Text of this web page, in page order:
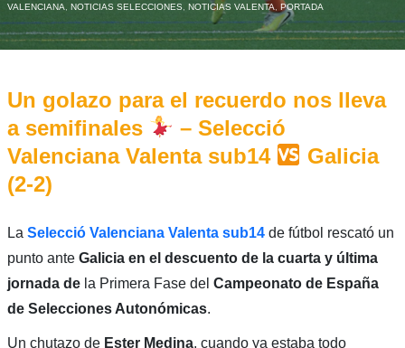
VALENCIANA
NOTICIAS SELECCIONES NOTICIAS VALENTA PORTADA
Un golazo para el recuerdo nos lleva
a semifinales
– Selecció
Valenciana Valenta sub14
Galicia
(2-2)
La Selecció Valenciana Valenta sub14 de fútbol rescató un
punto ante Galicia en el descuento de la cuarta y última
jornada de la Primera Fase del Campeonato de España
de Selecciones Autonómicas.
Un chutazo de Ester Medina, cuando ya estaba todo